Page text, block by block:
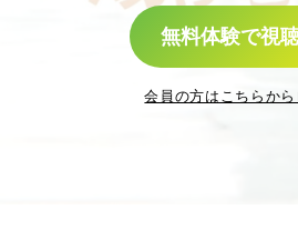
無料体験で視
会員の方はこちらか